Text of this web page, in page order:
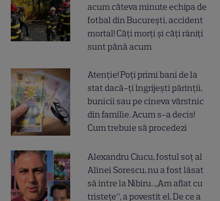
acum câteva minute echipa de
fotbal din București, accident
mortal! Câți morți și câți răniți
sunt până acum
Atenție! Poți primi bani de la
stat dacă-ți îngrijești părinții,
bunicii sau pe cineva vârstnic
din familie. Acum s-a decis!
Cum trebuie să procedezi
Alexandru Ciucu, fostul soț al
Alinei Sorescu, nu a fost lăsat
să intre la Nibiru. „Am aflat cu
tristețe”, a povestit el. De ce a